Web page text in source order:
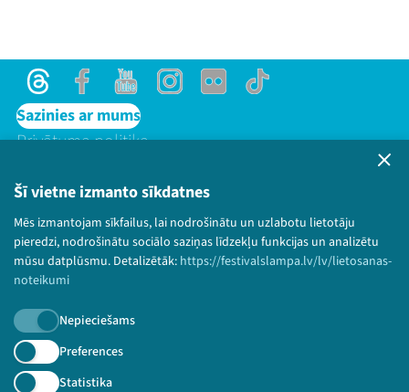
Šī vietne izmanto sīkdatnes
Mēs izmantojam sīkfailus, lai nodrošinātu un uzlabotu lietotāju
pieredzi, nodrošinātu sociālo saziņas līdzekļu funkcijas un analizētu
mūsu datplūsmu. Detalizētāk: https://festivalslampa.lv/lv/lietosanas-
noteikumi
Nepieciešams
Preferences
Statistika
ThreadsFacebookYoutubeInstagram
Flick TikTok
Sazinies ar mums
Privātuma politika
Bērnu aizsardzības politika
© 2026 Sarunu festivāls LAMPA Visas tiesības
paturētas.
Piesakies jaunumiem!
Nepalaid garām aktuālāko informāciju!